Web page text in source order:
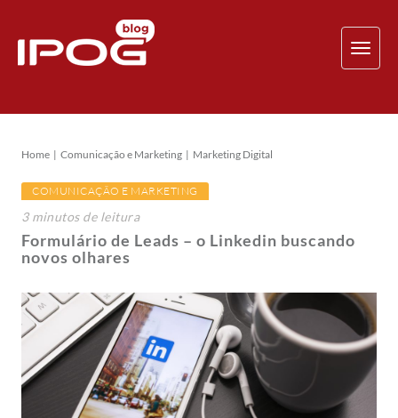
Home Comunicação e Marketing Marketing Digital
COMUNICAÇÃO E MARKETING
3 minutosde leitura
Formulário de Leads – o Linkedin buscando
novos olhares